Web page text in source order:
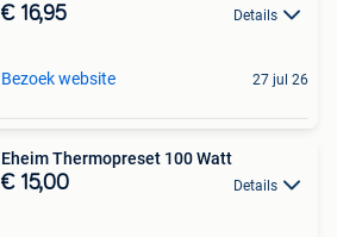
€ 16,95 Details
Bezoek website 27 jul 26
Eheim Thermopreset 100 Watt
€ 15,00 Details